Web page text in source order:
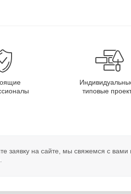
типовые
заявку на сайте, мы свяжемся с